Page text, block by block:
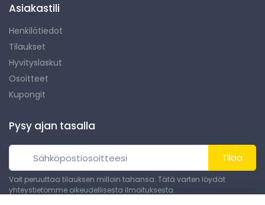
Asiakastili
Henkilötiedot
Tilaukset
Hyvityslaskut
Osoitteet
Kupongit
Pysy ajan tasalla
Tilaa
Voit peruuttaa tilauksen milloin tahansa. Tätä varten löydät
yhteystietomme oikeudellisesta ilmoituksesta.